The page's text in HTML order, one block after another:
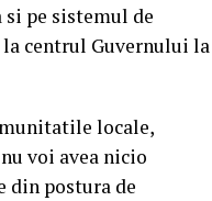
si pe sistemul de
centrul Guvernului la
locale,
voi avea nicio
din postura de